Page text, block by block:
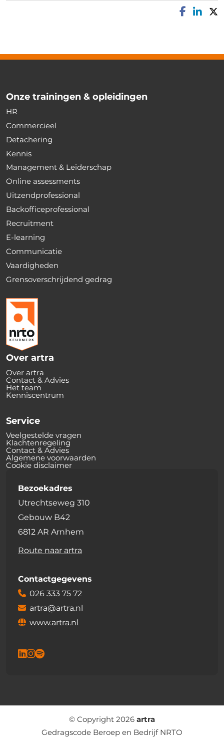
Onze trainingen & opleidingen
HR
Commercieel
Detachering
Kennis
Management & Leiderschap
Online assessments
Uitzendprofessional
Backofficeprofessional
Recruitment
E-learning
Communicatie
Vaardigheden
Grensoverschrijdend gedrag
Over artra
Over artra
Contact & Advies
Het team
Kenniscentrum
Service
Veelgestelde vragen
Klachtenregeling
Contact & Advies
Algemene voorwaarden
Cookie disclaimer
Bezoekadres
Utrechtseweg 310
Gebouw B42
6812 AR Arnhem
Route naar artra
Contactgegevens
026 333 75 72
artra@artra.nl
www.artra.nl
© Copyright 2026 artra
Gedragscode Beroep en Bedrijf NRTO